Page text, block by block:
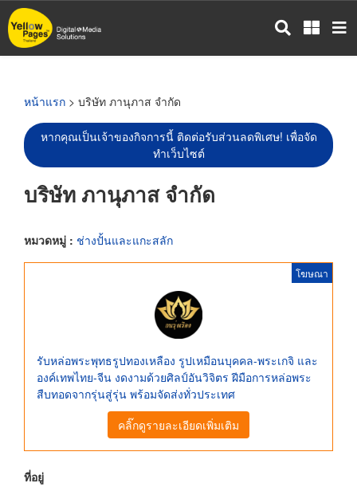
ข้าม
ไป
หน้าแรก > บริษัท ภานุภาส จำกัด
หากคุณเป็นเจ้าของกิจการนี้ ติดต่อรับส่วนลดพิเศษ! เพื่อจัด
ทำเว็บไซต์
บริษัท ภานุภาส จำกัด
หมวดหมู่ : ช่างปั้นและแกะสลัก
โฆษณา
รับหล่อพระพุทธรูปทองเหลือง รูปเหมือนบุคคล-พระเกจิ และ
องค์เทพไทย-จีน งดงามด้วยศิลป์อันวิจิตร ฝีมือการหล่อพระ
สืบทอดจากรุ่นสู่รุ่น พร้อมจัดส่งทั่วประเทศ
คลิ๊กดูรายละเอียดเพิ่มเติม
ที่อยู่